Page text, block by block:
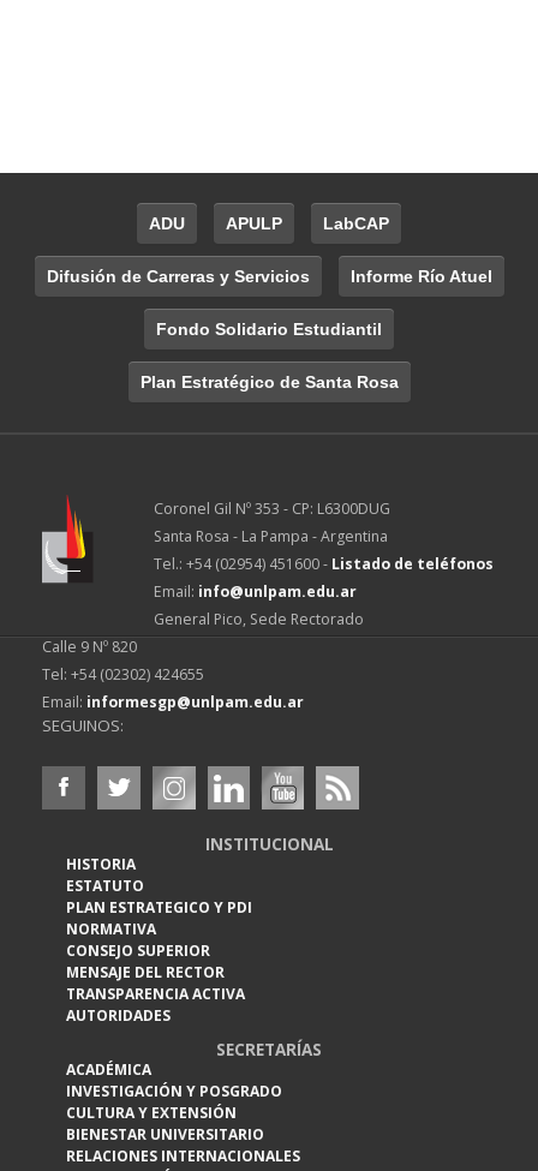
ADU APULP LabCAP
Difusión de Carreras y Servicios Informe Río Atuel
Fondo Solidario Estudiantil
Plan Estratégico de Santa Rosa
Coronel Gil Nº 353 - CP: L6300DUG
Santa Rosa - La Pampa - Argentina
Tel.: +54 (02954) 451600 - Listado de teléfonos
Email: info@unlpam.edu.ar
General Pico, Sede Rectorado
Calle 9 Nº 820
Tel: +54 (02302) 424655
Email: informesgp@unlpam.edu.ar
SEGUINOS:
INSTITUCIONAL
HISTORIA
ESTATUTO
PLAN ESTRATEGICO Y PDI
NORMATIVA
CONSEJO SUPERIOR
MENSAJE DEL RECTOR
TRANSPARENCIA ACTIVA
AUTORIDADES
SECRETARÍAS
ACADÉMICA
INVESTIGACIÓN Y POSGRADO
CULTURA Y EXTENSIÓN
BIENESTAR UNIVERSITARIO
RELACIONES INTERNACIONALES